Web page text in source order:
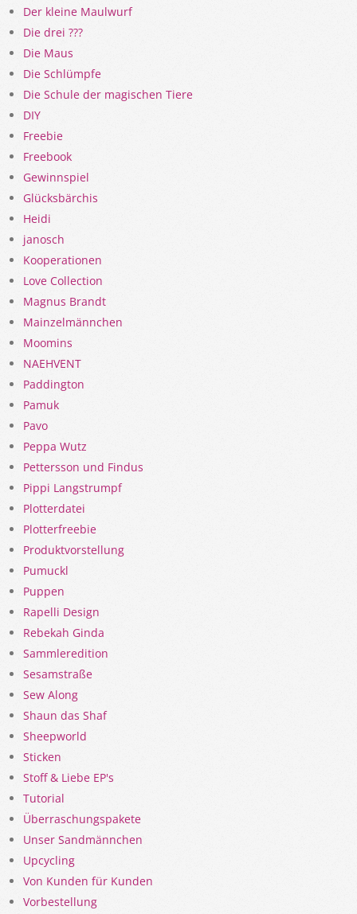
Der kleine Maulwurf
Die drei ???
Die Maus
Die Schlümpfe
Die Schule der magischen Tiere
DIY
Freebie
Freebook
Gewinnspiel
Glücksbärchis
Heidi
janosch
Kooperationen
Love Collection
Magnus Brandt
Mainzelmännchen
Moomins
NAEHVENT
Paddington
Pamuk
Pavo
Peppa Wutz
Pettersson und Findus
Pippi Langstrumpf
Plotterdatei
Plotterfreebie
Produktvorstellung
Pumuckl
Puppen
Rapelli Design
Rebekah Ginda
Sammleredition
Sesamstraße
Sew Along
Shaun das Shaf
Sheepworld
Sticken
Stoff & Liebe EP's
Tutorial
Überraschungspakete
Unser Sandmännchen
Upcycling
Von Kunden für Kunden
Vorbestellung